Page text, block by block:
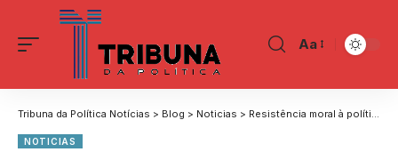
Aa
Tribuna da Política Notícias > Blog > Noticias > Resistência moral à política de raiva de Trump e os desafios para a democracia contemporânea
NOTICIAS